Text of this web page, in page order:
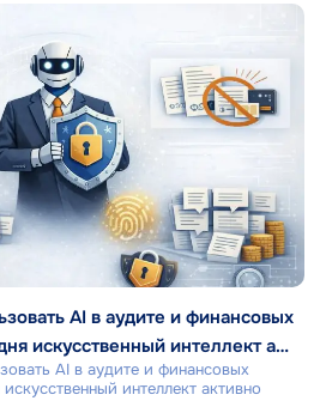
AI в аудите и финансовых
искусственный интеллект а…
AI в аудите и финансовых
интеллект активно